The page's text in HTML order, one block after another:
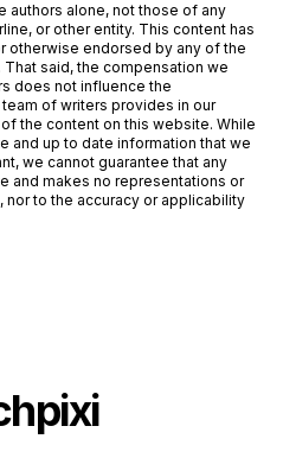
authors alone, not those of any
or other entity. This content has
otherwise endorsed by any of the
said, the compensation we
does not influence the
of writers provides in our
the content on this website. While
and up to date information that we
we cannot guarantee that any
and makes no representations or
to the accuracy or applicability